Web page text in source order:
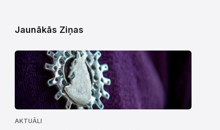
Jaunākās Ziņas
AKTUĀLI